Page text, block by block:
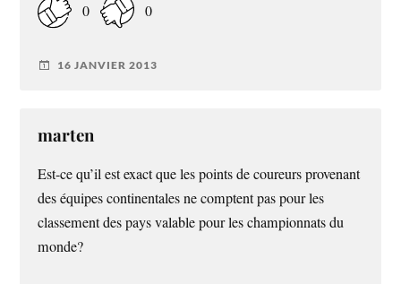
0 0
16 JANVIER 2013
marten
Est-ce qu’il est exact que les points de coureurs provenant
des équipes continentales ne comptent pas pour les
classement des pays valable pour les championnats du
monde?